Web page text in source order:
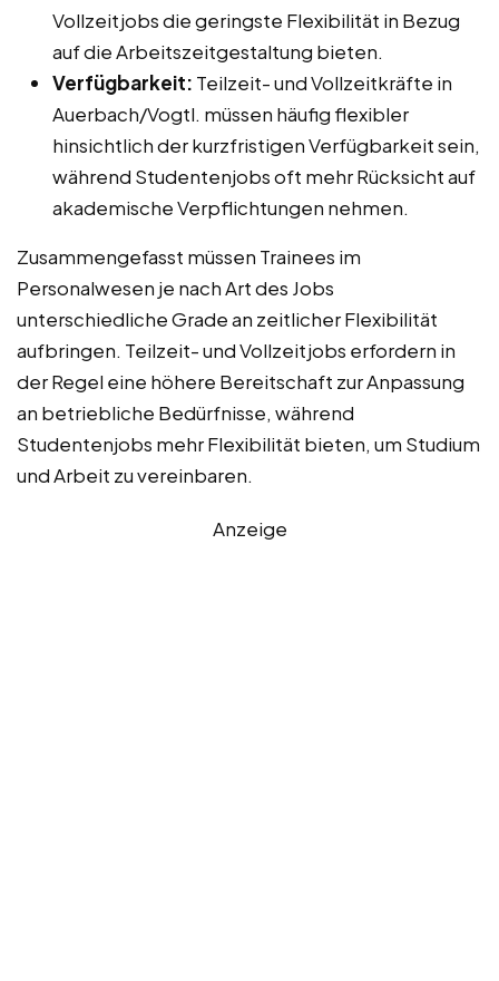
Vollzeitjobs die geringste Flexibilität in Bezug
auf die Arbeitszeitgestaltung bieten.
Verfügbarkeit: Teilzeit- und Vollzeitkräfte in
Auerbach/Vogtl. müssen häufig flexibler
hinsichtlich der kurzfristigen Verfügbarkeit sein,
während Studentenjobs oft mehr Rücksicht auf
akademische Verpflichtungen nehmen.
Zusammengefasst müssen Trainees im
Personalwesen je nach Art des Jobs
unterschiedliche Grade an zeitlicher Flexibilität
aufbringen. Teilzeit- und Vollzeitjobs erfordern in
der Regel eine höhere Bereitschaft zur Anpassung
an betriebliche Bedürfnisse, während
Studentenjobs mehr Flexibilität bieten, um Studium
und Arbeit zu vereinbaren.
Anzeige